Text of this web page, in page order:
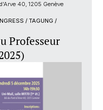
40, 1205 Genève
/ TAGUNG /
Professeur